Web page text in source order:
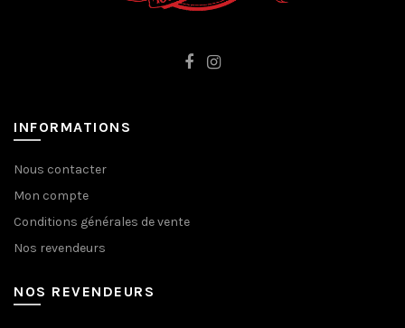
INFORMATIONS
Nous contacter
Mon compte
Conditions générales de vente
Nos revendeurs
NOS REVENDEURS